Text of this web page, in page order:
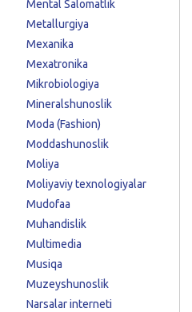
Mental Salomatlik
Metallurgiya
Mexanika
Mexatronika
Mikrobiologiya
Mineralshunoslik
Moda (Fashion)
Moddashunoslik
Moliya
Moliyaviy texnologiyalar
Mudofaa
Muhandislik
Multimedia
Musiqa
Muzeyshunoslik
Narsalar interneti